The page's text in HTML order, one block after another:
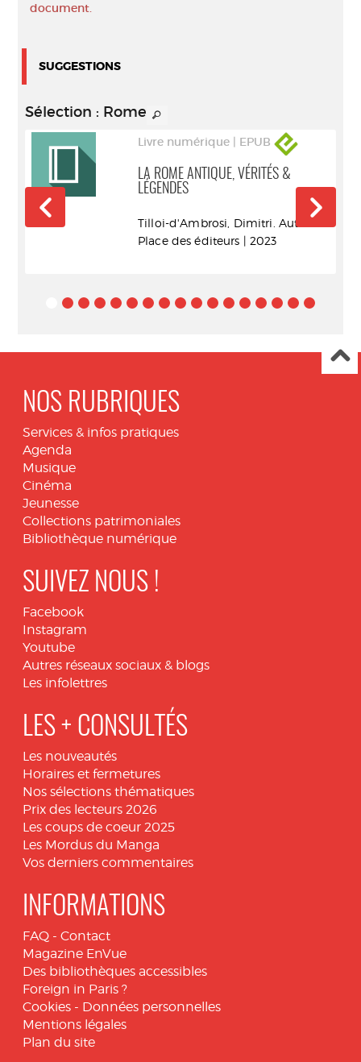
document.
SUGGESTIONS
Sélection : Rome
Livre numérique | EPUB
LA ROME ANTIQUE, VÉRITÉS &
LÉGENDES
Tilloi-d'Ambrosi, Dimitri. Auteur
Place des éditeurs | 2023
NOS RUBRIQUES
Services & infos pratiques
Agenda
Musique
Cinéma
Jeunesse
Collections patrimoniales
Bibliothèque numérique
SUIVEZ NOUS !
Facebook
Instagram
Youtube
Autres réseaux sociaux & blogs
Les infolettres
LES + CONSULTÉS
Les nouveautés
Horaires et fermetures
Nos sélections thématiques
Prix des lecteurs 2026
Les coups de coeur 2025
Les Mordus du Manga
Vos derniers commentaires
INFORMATIONS
FAQ - Contact
Magazine EnVue
Des bibliothèques accessibles
Foreign in Paris ?
Cookies - Données personnelles
Mentions légales
Plan du site